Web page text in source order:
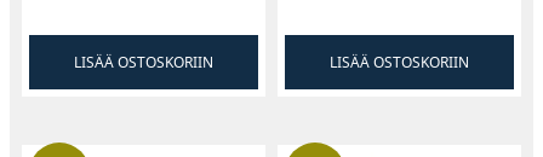
LISÄÄ OSTOSKORIIN LISÄÄ OSTOSKORIIN